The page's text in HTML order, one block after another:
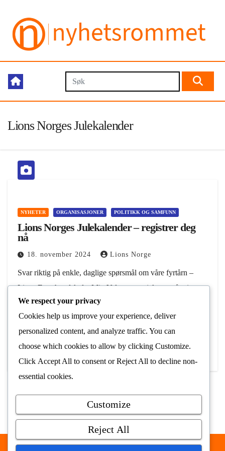
Lions Norges Julekalender
NYHETER ORGANISASJONER POLITIKK OG SAMFUNN
Lions Norges Julekalender – registrer deg
nå
18. november 2024 Lions Norge
Svar riktig på enkle, daglige spørsmål om våre fyrtårn –
Lions Førerhundskole, Mitt Valg og prosjektene våre i
Uganda. Riktige svar er med i trekningen om fine
dagspremier og en hovedpremie som…
Les Mer
We respect your privacy
Cookies help us improve your experience, deliver
personalized content, and analyze traffic. You can
choose which cookies to allow by clicking Customize.
Click Accept All to consent orReject All to decline non-
essential cookies.
Customize
Reject All